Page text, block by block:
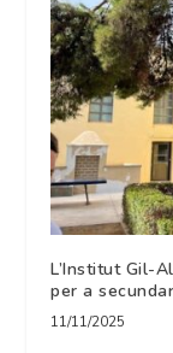
L’Institut Gil-
per a
11/11/2025